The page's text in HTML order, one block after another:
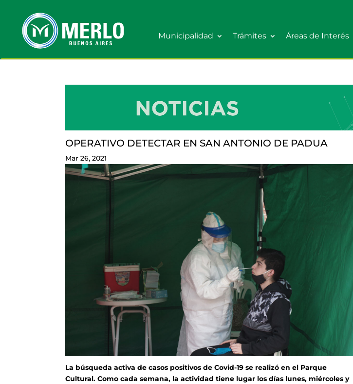
Municipalidad Trámites Áreas de Interés
OPERATIVO DETECTAR EN SAN ANTONIO DE PADUA
Mar 26, 2021
La búsqueda activa de casos positivos de Covid-19 se realizó en el Parque
Cultural. Como cada semana, la actividad tiene lugar los días lunes, miércoles y